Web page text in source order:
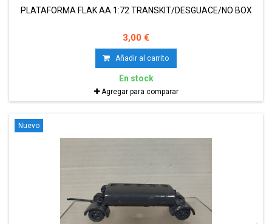
PLATAFORMA FLAK AA 1:72 TRANSKIT/DESGUACE/NO BOX
3,00 €
Añadir al carrito
En stock
Agregar para comparar
Nuevo